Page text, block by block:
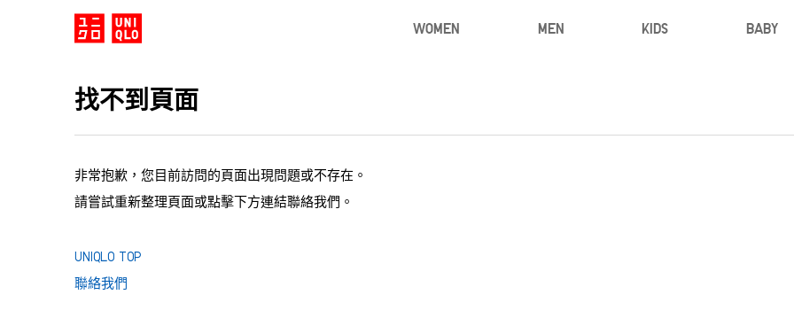
WOMEN MEN KIDS BABY
找不到頁面
非常抱歉，您目前訪問的頁面出現問題或不存在。
請嘗試重新整理頁面或點擊下方連結聯絡我們。
UNIQLO TOP
聯絡我們